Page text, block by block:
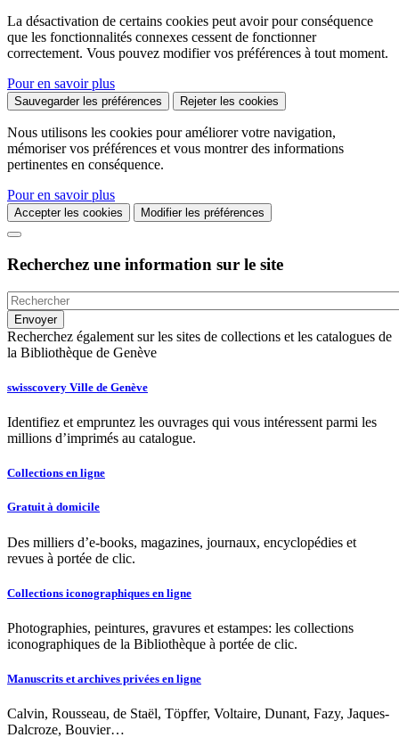
La désactivation de certains cookies peut avoir pour conséquence
que les fonctionnalités connexes cessent de fonctionner
correctement. Vous pouvez modifier vos préférences à tout moment.
Pour en savoir plus
Sauvegarder les préférences Rejeter les cookies
Nous utilisons les cookies pour améliorer votre navigation,
mémoriser vos préférences et vous montrer des informations
pertinentes en conséquence.
Pour en savoir plus
Accepter les cookies Modifier les préférences
Recherchez une information sur le site
Recherchez également sur les sites de collections et les catalogues de
la Bibliothèque de Genève
swisscovery Ville de Genève
Identifiez et empruntez les ouvrages qui vous intéressent parmi les
millions d’imprimés au catalogue.
Collections en ligne
Gratuit à domicile
Des milliers d’e-books, magazines, journaux, encyclopédies et
revues à portée de clic.
Collections iconographiques en ligne
Photographies, peintures, gravures et estampes: les collections
iconographiques de la Bibliothèque à portée de clic.
Manuscrits et archives privées en ligne
Calvin, Rousseau, de Staël, Töpffer, Voltaire, Dunant, Fazy, Jaques-
Dalcroze, Bouvier…